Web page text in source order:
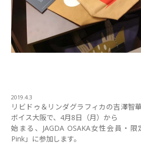
2019.4.3
リビドゥ＆リンダグラフィカの吉澤智
ボイス大阪で、4月8日（月）から
始まる、JAGDA OSAKA女性会員・
Pink」に参加します。